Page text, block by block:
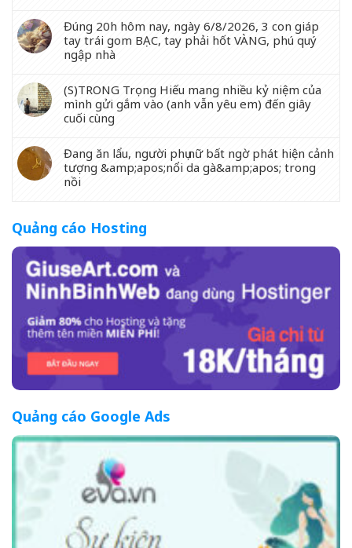
Đúng 20h hôm nay, ngày 6/8/2026, 3 con giáp
tay trái gom BẠC, tay phải hốt VÀNG, phú quý
ngập nhà
(S)TRONG Trọng Hiếu mang nhiều kỷ niệm của
mình gửi gắm vào (anh vẫn yêu em) đến giây
cuối cùng
Đang ăn lẩu, người phụ nữ bất ngờ phát hiện cảnh
tượng &amp;apos;nổi da gà&amp;apos; trong
nồi
Quảng cáo Hosting
Quảng cáo Google Ads